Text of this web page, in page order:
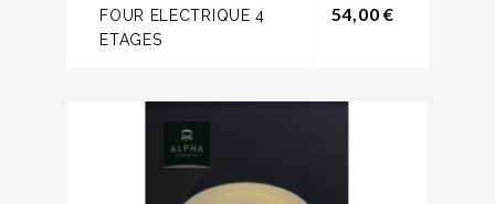
FOUR ELECTRIQUE 4
ETAGES
54,00 €Prix